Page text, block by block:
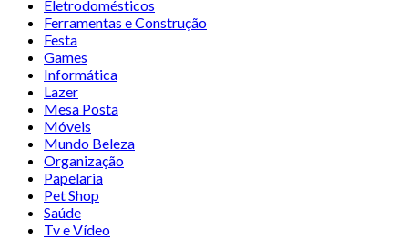
Eletrodomésticos
Ferramentas e Construção
Festa
Games
Informática
Lazer
Mesa Posta
Móveis
Mundo Beleza
Organização
Papelaria
Pet Shop
Saúde
Tv e Vídeo